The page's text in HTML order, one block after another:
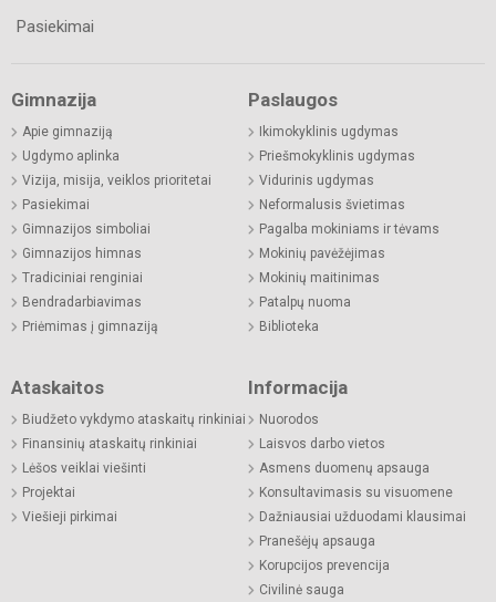
Pasiekimai
Gimnazija
Apie gimnaziją
Ugdymo aplinka
Vizija, misija, veiklos prioritetai
Pasiekimai
Gimnazijos simboliai
Gimnazijos himnas
Tradiciniai renginiai
Bendradarbiavimas
Priėmimas į gimnaziją
Paslaugos
Ikimokyklinis ugdymas
Priešmokyklinis ugdymas
Vidurinis ugdymas
Neformalusis švietimas
Pagalba mokiniams ir tėvams
Mokinių pavėžėjimas
Mokinių maitinimas
Patalpų nuoma
Biblioteka
Ataskaitos
Biudžeto vykdymo ataskaitų rinkiniai
Finansinių ataskaitų rinkiniai
Lėšos veiklai viešinti
Projektai
Viešieji pirkimai
Informacija
Nuorodos
Laisvos darbo vietos
Asmens duomenų apsauga
Konsultavimasis su visuomene
Dažniausiai užduodami klausimai
Pranešėjų apsauga
Korupcijos prevencija
Civilinė sauga